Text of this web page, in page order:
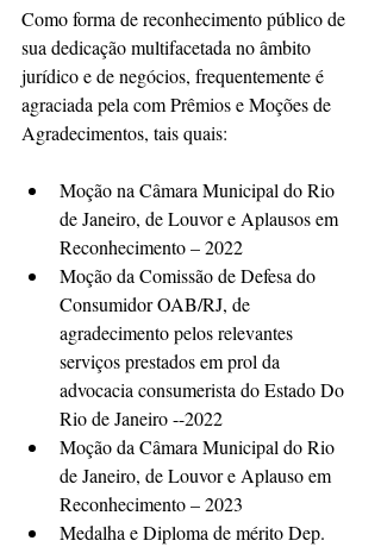
Como forma de reconhecimento público de
sua dedicação multifacetada no âmbito
jurídico e de negócios, frequentemente é
agraciada pela com Prêmios e Moções de
Agradecimentos, tais quais:
Moção na Câmara Municipal do Rio
de Janeiro, de Louvor e Aplausos em
Reconhecimento – 2022
Moção da Comissão de Defesa do
Consumidor OAB/RJ, de
agradecimento pelos relevantes
serviços prestados em prol da
advocacia consumerista do Estado Do
Rio de Janeiro --2022
Moção da Câmara Municipal do Rio
de Janeiro, de Louvor e Aplauso em
Reconhecimento – 2023
Medalha e Diploma de mérito Dep.